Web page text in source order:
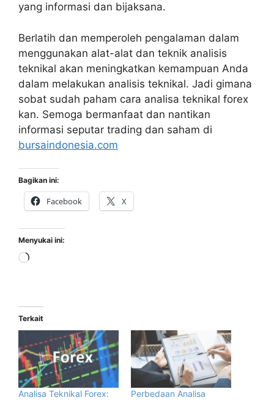
yang informasi dan bijaksana.
Berlatih dan memperoleh pengalaman dalam
menggunakan alat-alat dan teknik analisis
teknikal akan meningkatkan kemampuan Anda
dalam melakukan analisis teknikal. Jadi gimana
sobat sudah paham cara analisa teknikal forex
kan. Semoga bermanfaat dan nantikan
informasi seputar trading dan saham di
bursaindonesia.com
Bagikan ini:
Facebook X
Menyukai ini:
Memuat...
Terkait
Analisa Teknikal Forex:
Perbedaan Analisa